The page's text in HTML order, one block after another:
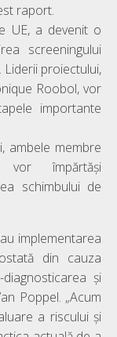
raport.
UE, a devenit o
screeningului
Liderii proiectului,
Roobol, vor
importante
ambele membre
vor împărtăși
schimbului de
implementarea
din cauza
și
Poppel. „Acum
a riscului și